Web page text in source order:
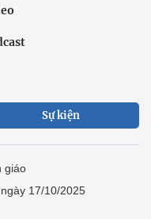
Sự kiện
giáo
17/10/2025